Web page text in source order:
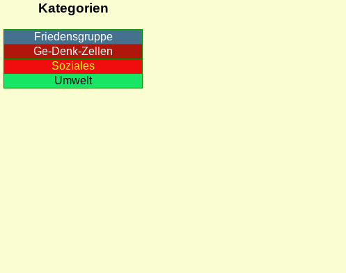
Kategorien
Friedensgruppe
Ge-Denk-Zellen
Soziales
Umwelt